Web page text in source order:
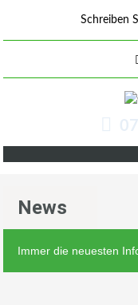
Schreiben
News
Immer die neuesten